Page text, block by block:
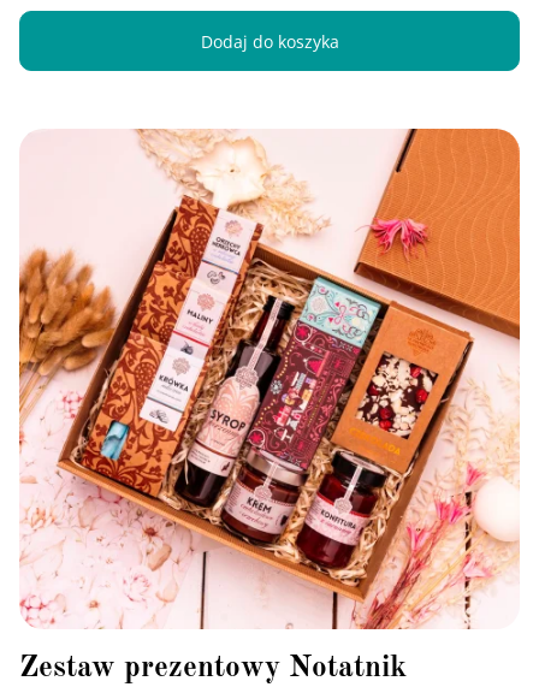
Dodaj do koszyka
Zestaw prezentowy Notatnik